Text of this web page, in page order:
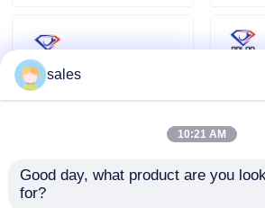
Vraag een offerte aan
diamant malend wiel
Gegalvaniseerd malend wiel
Dunne glazen slijphars
sales
10:21 AM
Good day, what product are you
for?